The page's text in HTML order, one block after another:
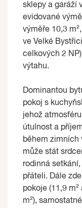
sklepy a garáží
evidované
výměře 10,3
ve Velké
celkových 2
výtahu.
Dominantou
pokoj s
jehož
útulnost a
během zimních
může stát
rodinná
přáteli. Dále
pokoje (11,9 m²
m²),